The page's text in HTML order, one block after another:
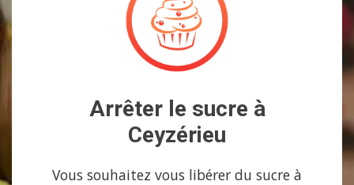
Arrêter le sucre à
Ceyzérieu
Vous souhaitez vous libérer du sucre à